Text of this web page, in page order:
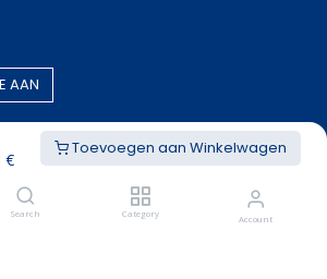
€
Toevoegen aan Winkelwagen
Search Category Account
AAN
producten